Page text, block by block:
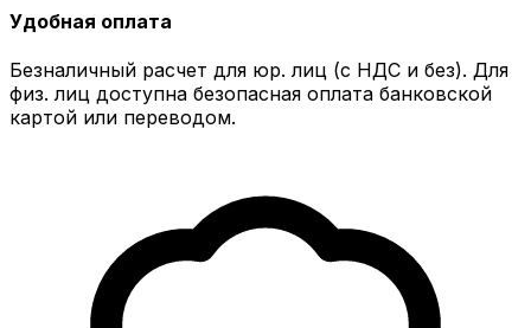
Удобная оплата
Безналичный расчет для юр. лиц (с НДС и без). Для
физ. лиц доступна безопасная оплата банковской
картой или переводом.